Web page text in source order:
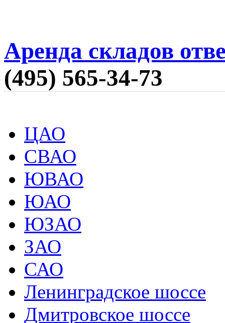
Аренда складов
(495) 565-34-73
ЦАО
СВАО
ЮВАО
ЮАО
ЮЗАО
ЗАО
САО
Ленинградское шоссе
Дмитровское шоссе